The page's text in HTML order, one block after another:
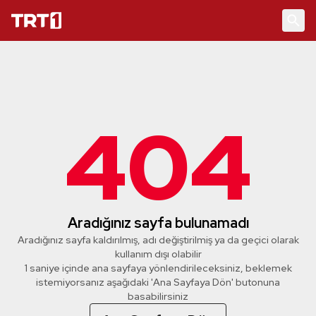
404
Aradığınız sayfa bulunamadı
Aradığınız sayfa kaldırılmış, adı değiştirilmiş ya da geçici olarak
kullanım dışı olabilir
1 saniye içinde ana sayfaya yönlendirileceksiniz, beklemek
istemiyorsanız aşağıdaki 'Ana Sayfaya Dön' butonuna
basabilirsiniz